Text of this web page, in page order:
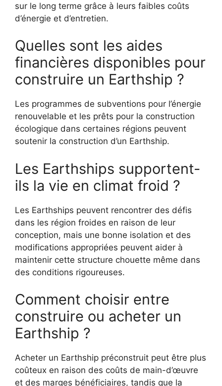
sur le long terme grâce à leurs faibles coûts
d’énergie et d’entretien.
Quelles sont les aides
financières disponibles pour
construire un Earthship ?
Les programmes de subventions pour l’énergie
renouvelable et les prêts pour la construction
écologique dans certaines régions peuvent
soutenir la construction d’un Earthship.
Les Earthships supportent-
ils la vie en climat froid ?
Les Earthships peuvent rencontrer des défis
dans les région froides en raison de leur
conception, mais une bonne isolation et des
modifications appropriées peuvent aider à
maintenir cette structure chouette même dans
des conditions rigoureuses.
Comment choisir entre
construire ou acheter un
Earthship ?
Acheter un Earthship préconstruit peut être plus
coûteux en raison des coûts de main-d’œuvre
et des marges bénéficiaires, tandis que la